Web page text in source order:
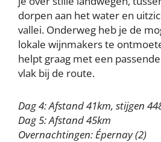
dorpen aan het water en
vallei. Onderweg heb je de
lokale wijnmakers te
helpt graag met een
vlak bij de route.
Dag 4: Afstand 41km, stijgen
Dag 5: Afstand 45km
Overnachtingen: Épernay (2)